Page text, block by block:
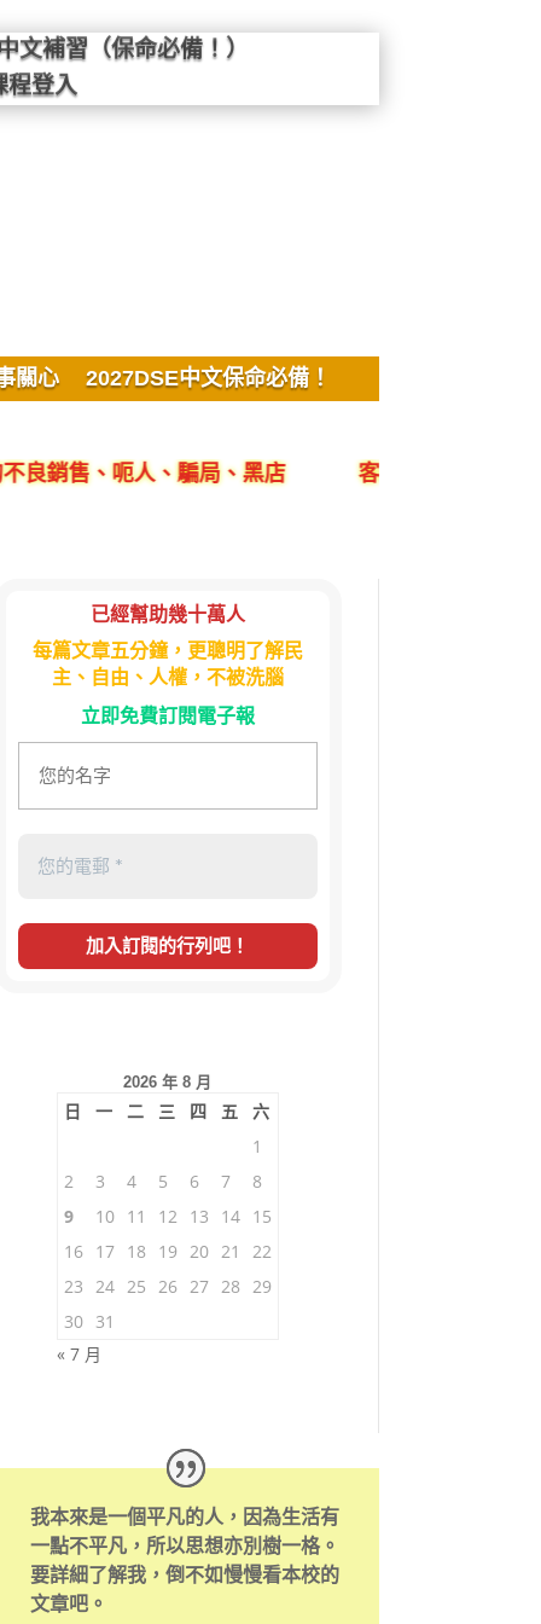
文補習（保命必備！）
程登入
關心 2027DSE中文保命必備！
呃人、騙局、黑店 客觀評價YYLam林溢欣DSE
已經幫助幾十萬人
每篇文章五分鐘，更聰明了解民
主、自由、人權，不被洗腦
立即免費訂閱電子報
2026 年 8 月
日 一 二 三 四 五
六
1
2
3 4 5 6 7
8
9
10 11 12 13 14
15
16
17 18 19 20 21
22
23 24 25 26 27 28 29
30
31
« 7 月
我本來是一個平凡的人，因為生活有
一點不平凡，所以思想亦別樹一格。
要詳細了解我，倒不如慢慢看本校的
文章吧。